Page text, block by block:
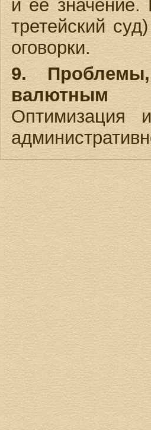
и ее значение.
третейский
оговорки.
9.
валютным
Оптимизация